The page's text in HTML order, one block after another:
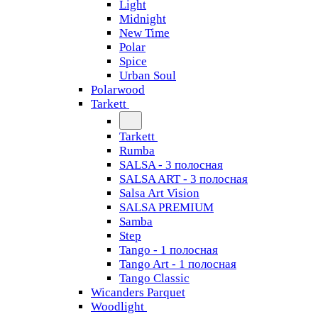
Light
Midnight
New Time
Polar
Spice
Urban Soul
Polarwood
Tarkett
Tarkett
Rumba
SALSA - 3 полосная
SALSA ART - 3 полосная
Salsa Art Vision
SALSA PREMIUM
Samba
Step
Tango - 1 полосная
Tango Art - 1 полосная
Tango Classiс
Wicanders Parquet
Woodlight